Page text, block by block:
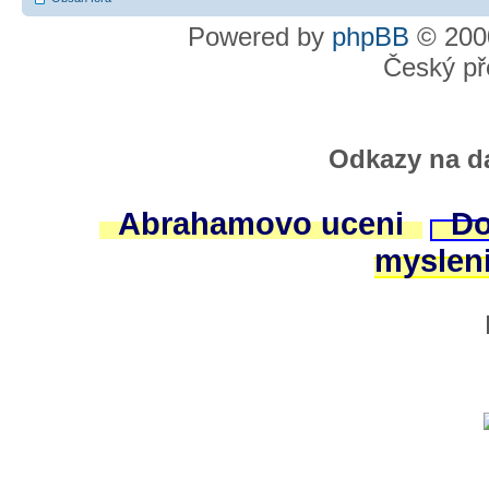
Powered by phpBB ©
Český
Odkazy na
Abrahamovo uceni